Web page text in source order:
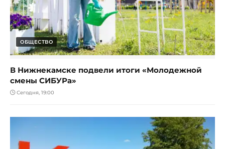
ОБЩЕСТВО
В Нижнекамске подвели итоги «Молодежной
смены СИБУРа»
Сегодня, 19:00